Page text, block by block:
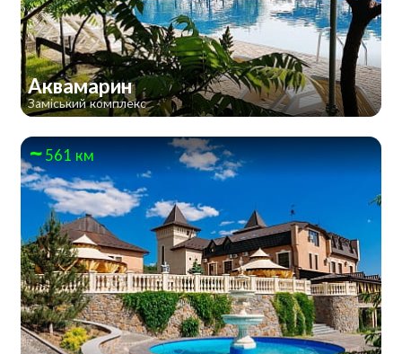
Аквамарин
Заміський комплекс
561 км